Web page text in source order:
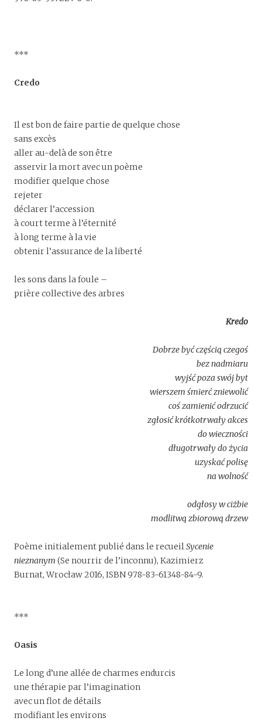
***
Credo
Il est bon de faire partie de quelque chose
sans excès
aller au-delà de son être
asservir la mort avec un poème
modifier quelque chose
rejeter
déclarer l’accession
à court terme à l’éternité
à long terme à la vie
obtenir l’assurance de la liberté
les sons dans la foule –
prière collective des arbres
Kredo
Dobrze być częścią czegoś
bez nadmiaru
wyjść poza swój byt
wierszem śmierć zniewolić
coś zamienić odrzucić
zgłosić krótkotrwały akces
do wieczności
długotrwały do życia
uzyskać polisę
na wolność
odgłosy w ciżbie
modlitwą zbiorową drzew
Poème initialement publié dans le recueilSycenie
nieznanym (Se nourrir de l’inconnu), Kazimierz
Burnat, Wrocław 2016, ISBN 978-83-61348-84-9.
***
Oasis
Le long d’une allée de charmes endurcis
une thérapie par l’imagination
avec un flot de détails
modifiant les environs